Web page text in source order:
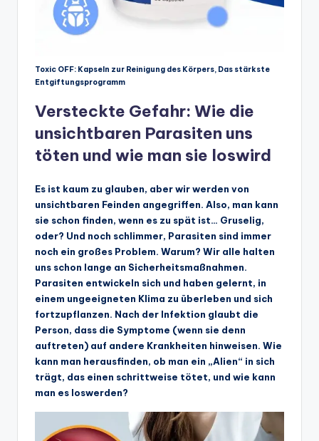
Toxic OFF: Kapseln zur Reinigung des Körpers, Das stärkste
Entgiftungsprogramm
Versteckte Gefahr: Wie die
unsichtbaren Parasiten uns
töten und wie man sie loswird
Es ist kaum zu glauben, aber wir werden von
unsichtbaren Feinden angegriffen. Also, man kann
sie schon finden, wenn es zu spät ist… Gruselig,
oder? Und noch schlimmer, Parasiten sind immer
noch ein großes Problem. Warum? Wir alle halten
uns schon lange an Sicherheitsmaßnahmen.
Parasiten entwickeln sich und haben gelernt, in
einem ungeeigneten Klima zu überleben und sich
fortzupflanzen. Nach der Infektion glaubt die
Person, dass die Symptome (wenn sie denn
auftreten) auf andere Krankheiten hinweisen. Wie
kann man herausfinden, ob man ein „Alien“ in sich
trägt, das einen schrittweise tötet, und wie kann
man es loswerden?